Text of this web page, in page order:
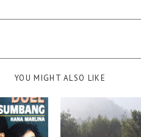
YOU MIGHT ALSO LIKE